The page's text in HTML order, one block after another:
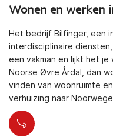
Wonen en werken
Het bedrijf Bilfinger, een
interdisciplinaire
een vakman en lijkt het
Noorse Øvre Årdal, dan
vinden van woonruimte
verhuizing naar